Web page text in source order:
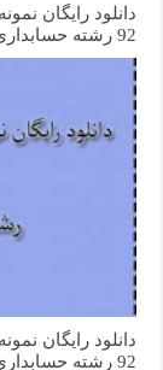
92 رشته حسابداری
92 رشته حسابداری